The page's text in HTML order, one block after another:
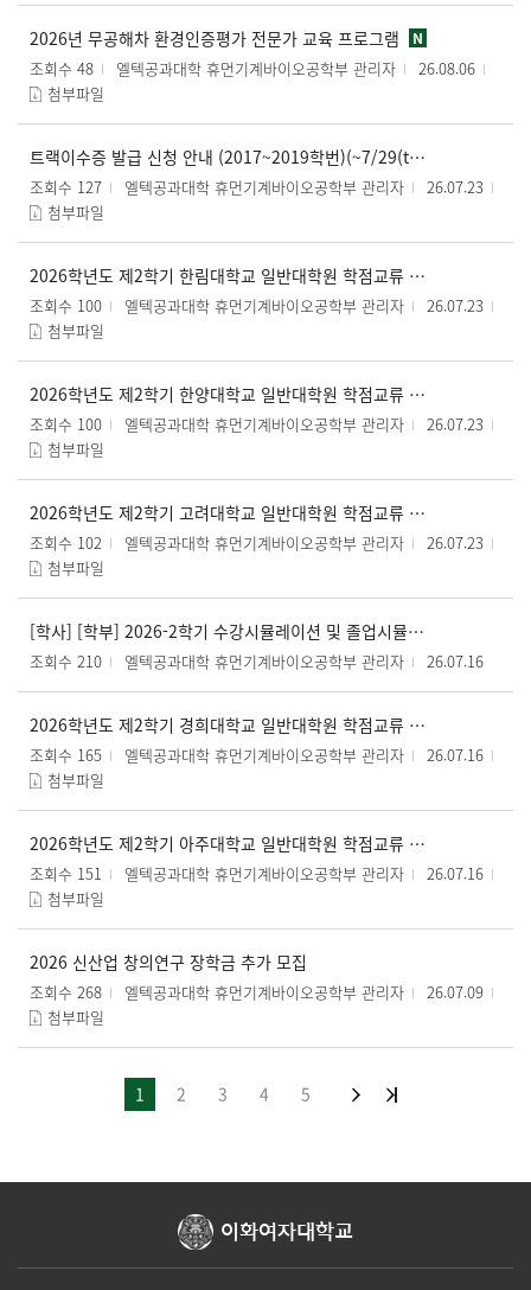
2026년 무공해차 환경인증평가 전문가 교육 프로그램 N
조회수 48 엘텍공과대학 휴먼기계바이오공학부 관리자
26.08.06
첨부파일
트랙이수증 발급 신청 안내 (2017~2019학번)(~7/29(tn)까지)
조회수 127 엘텍공과대학 휴먼기계바이오공학부 관리자
26.07.23
첨부파일
2026학년도 제2학기 한림대학교 일반대학원 학점교류 수강신청 안내
조회수 100 엘텍공과대학 휴먼기계바이오공학부 관리자
26.07.23
첨부파일
2026학년도 제2학기 한양대학교 일반대학원 학점교류 수강신청 안내
조회수 100 엘텍공과대학 휴먼기계바이오공학부 관리자
26.07.23
첨부파일
2026학년도 제2학기 고려대학교 일반대학원 학점교류 수강신청 안내
조회수 102 엘텍공과대학 휴먼기계바이오공학부 관리자
26.07.23
첨부파일
[학사] [학부] 2026-2학기 수강시뮬레이션 및 졸업시뮬레이션 운영 안내
조회수 210 엘텍공과대학 휴먼기계바이오공학부 관리자 26.07.16
2026학년도 제2학기 경희대학교 일반대학원 학점교류 수강신청 안내
조회수 165 엘텍공과대학 휴먼기계바이오공학부 관리자
26.07.16
첨부파일
2026학년도 제2학기 아주대학교 일반대학원 학점교류 수강신청 안내
조회수 151 엘텍공과대학 휴먼기계바이오공학부 관리자
26.07.16
첨부파일
2026 신산업 창의연구 장학금 추가 모집
조회수 268 엘텍공과대학 휴먼기계바이오공학부 관리자
26.07.09
첨부파일
1 2 3 4 5
이화여자대학교